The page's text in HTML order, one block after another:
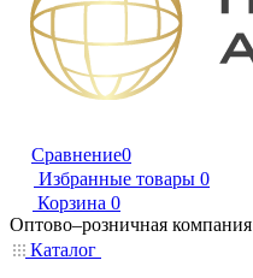
Сравнение0
Избранные товары 0
Корзина 0
Оптово–розничная компания
Каталог